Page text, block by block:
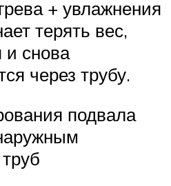
+ увлажнения
терять вес,
и снова
через трубу.
подвала